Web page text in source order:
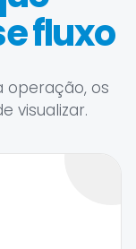
fluxo
operação, os
visualizar.